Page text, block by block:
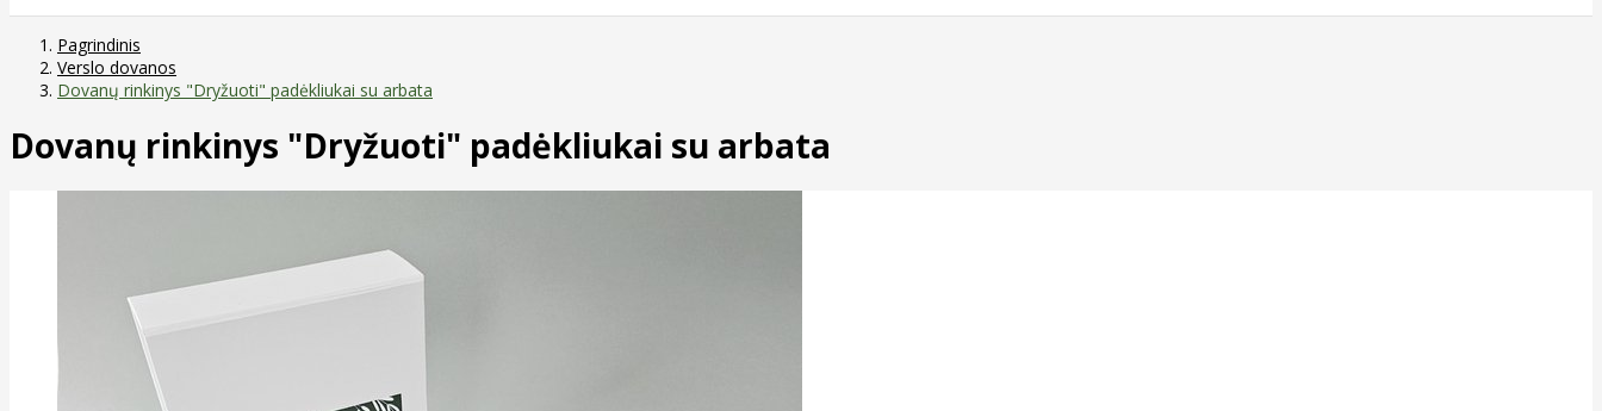
Pagrindinis
Verslo dovanos
Dovanų rinkinys "Dryžuoti" padėkliukai su arbata
Dovanų rinkinys "Dryžuoti" padėkliukai su arbata